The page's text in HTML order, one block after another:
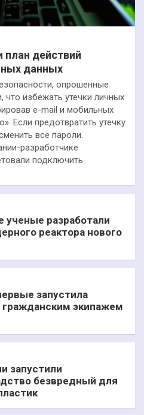
план действий
данных
опрошенные
что избежать утечки личных
e-mail и мобильных
Если предотвратить утечку
все пароли.
разработчике
подключить
ученые разработали
реактора нового
запустила
гражданским экипажем
запустили
безвредный для